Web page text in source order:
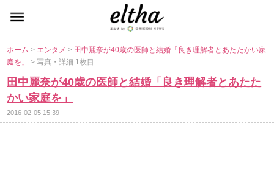
ホーム> エンタメ> 田中麗奈が40歳の医師と結婚「良き理解者とあたたかい家
庭を」> 写真・詳細 1枚目
田中麗奈が40歳の医師と結婚「良き理解者とあたた
かい家庭を」
2016-02-05 15:39